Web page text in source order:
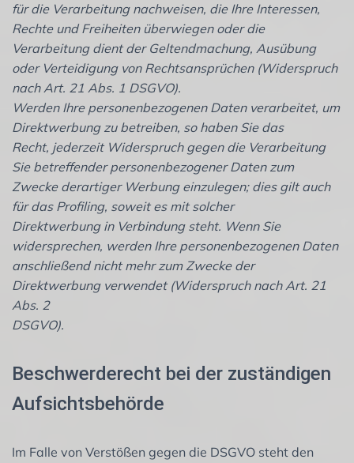
für die Verarbeitung nachweisen, die Ihre Interessen,
Rechte und Freiheiten überwiegen oder die
Verarbeitung dient der Geltendmachung, Ausübung
oder Verteidigung von Rechtsansprüchen (Widerspruch
nach Art. 21 Abs. 1 DSGVO).
Werden Ihre personenbezogenen Daten verarbeitet, um
Direktwerbung zu betreiben, so haben Sie das
Recht, jederzeit Widerspruch gegen die Verarbeitung
Sie betreffender personenbezogener Daten zum
Zwecke derartiger Werbung einzulegen; dies gilt auch
für das Profiling, soweit es mit solcher
Direktwerbung in Verbindung steht. Wenn Sie
widersprechen, werden Ihre personenbezogenen Daten
anschließend nicht mehr zum Zwecke der
Direktwerbung verwendet (Widerspruch nach Art. 21
Abs. 2
DSGVO).
Beschwerderecht bei der zuständigen
Aufsichtsbehörde
Im Falle von Verstößen gegen die DSGVO steht den